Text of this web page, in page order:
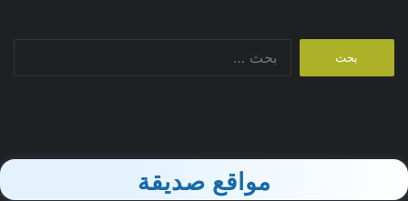
عن:
مواقع صديقة